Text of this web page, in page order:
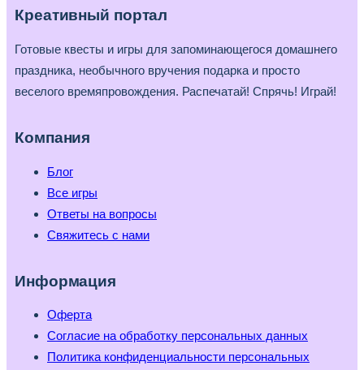
Креативный портал
Готовые квесты и игры для запоминающегося домашнего
праздника, необычного вручения подарка и просто
веселого времяпровождения. Распечатай! Спрячь! Играй!
Компания
Блог
Все игры
Ответы на вопросы
Свяжитесь с нами
Информация
Оферта
Согласие на обработку персональных данных
Политика конфиденциальности персональных